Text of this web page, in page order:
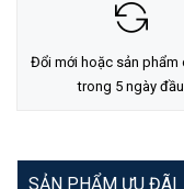
<Hotline: 0828.011.011
Đổi mới hoặc sản phẩm
trong 5 ngày đầu
SẢN PHẨM ƯU ĐÃI